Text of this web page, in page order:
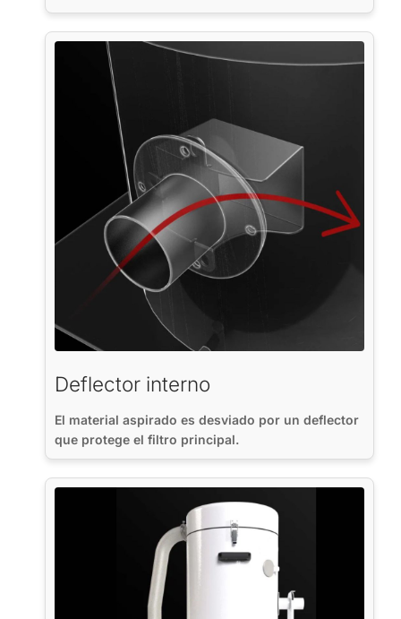
Deflector interno
El material aspirado es desviado por un deflector
que protege el filtro principal.